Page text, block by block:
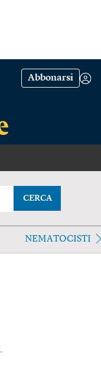
Abbonarsi
CERCA
NEMATOCISTI